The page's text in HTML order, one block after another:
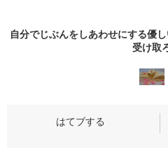
自分でじぶんをしあわせにする優
受け取